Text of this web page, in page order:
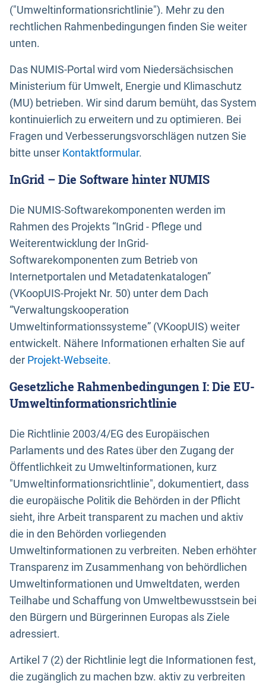
("Umweltinformationsrichtlinie"). Mehr zu den
rechtlichen Rahmenbedingungen finden Sie weiter
unten.
Das NUMIS-Portal wird vom Niedersächsischen
Ministerium für Umwelt, Energie und Klimaschutz
(MU) betrieben. Wir sind darum bemüht, das System
kontinuierlich zu erweitern und zu optimieren. Bei
Fragen und Verbesserungsvorschlägen nutzen Sie
bitte unser Kontaktformular.
InGrid – Die Software hinter NUMIS
Die NUMIS-Softwarekomponenten werden im
Rahmen des Projekts “InGrid - Pflege und
Weiterentwicklung der InGrid-
Softwarekomponenten zum Betrieb von
Internetportalen und Metadatenkatalogen”
(VKoopUIS-Projekt Nr. 50) unter dem Dach
“Verwaltungskooperation
Umweltinformationssysteme” (VKoopUIS) weiter
entwickelt. Nähere Informationen erhalten Sie auf
der Projekt-Webseite.
Gesetzliche Rahmenbedingungen I: Die EU-
Umweltinformationsrichtlinie
Die Richtlinie 2003/4/EG des Europäischen
Parlaments und des Rates über den Zugang der
Öffentlichkeit zu Umweltinformationen, kurz
"Umweltinformationsrichtlinie", dokumentiert, dass
die europäische Politik die Behörden in der Pflicht
sieht, ihre Arbeit transparent zu machen und aktiv
die in den Behörden vorliegenden
Umweltinformationen zu verbreiten. Neben erhöhter
Transparenz im Zusammenhang von behördlichen
Umweltinformationen und Umweltdaten, werden
Teilhabe und Schaffung von Umweltbewusstsein bei
den Bürgern und Bürgerinnen Europas als Ziele
adressiert.
Artikel 7 (2) der Richtlinie legt die Informationen fest,
die zugänglich zu machen bzw. aktiv zu verbreiten